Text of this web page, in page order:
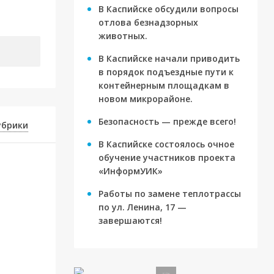
В Каспийске обсудили вопросы
отлова безнадзорных
животных.
В Каспийске начали приводить
в порядок подъездные пути к
контейнерным площадкам в
новом микрорайоне.
Безопасность — прежде всего!
В Каспийске состоялось очное
обучение участников проекта
«ИнформУИК»
Работы по замене теплотрассы
по ул. Ленина, 17 —
завершаются!